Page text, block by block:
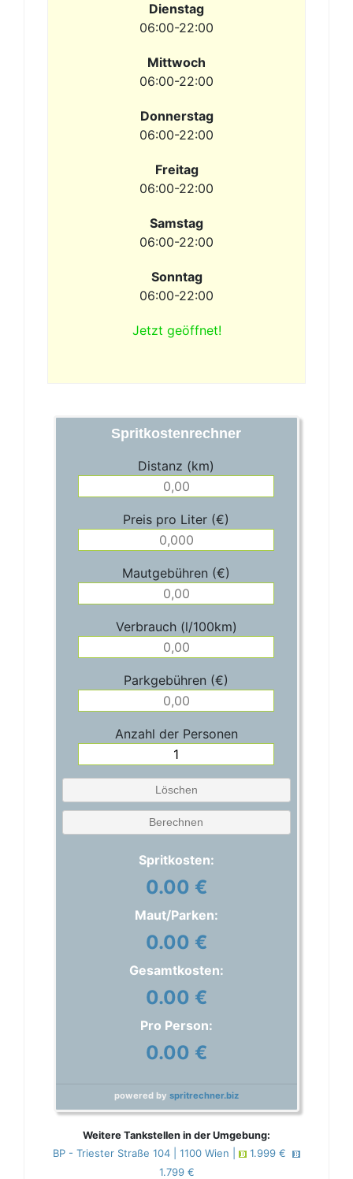
Dienstag
06:00-22:00
Mittwoch
06:00-22:00
Donnerstag
06:00-22:00
Freitag
06:00-22:00
Samstag
06:00-22:00
Sonntag
06:00-22:00
Jetzt geöffnet!
Spritkostenrechner
Distanz (km)
Preis pro Liter (€)
Mautgebühren (€)
Verbrauch (l/100km)
Parkgebühren (€)
Anzahl der Personen
Löschen
Berechnen
Spritkosten:
0.00 €
Maut/Parken:
0.00 €
Gesamtkosten:
0.00 €
Pro Person:
0.00 €
powered by spritrechner.biz
Weitere Tankstellen in der Umgebung:
BP - Triester Straße 104 | 1100 Wien |
1.999 €
1.799 €